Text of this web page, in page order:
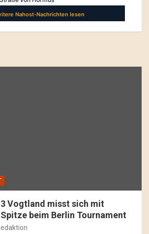
Vogtland misst sich mit
beim Berlin Tournament